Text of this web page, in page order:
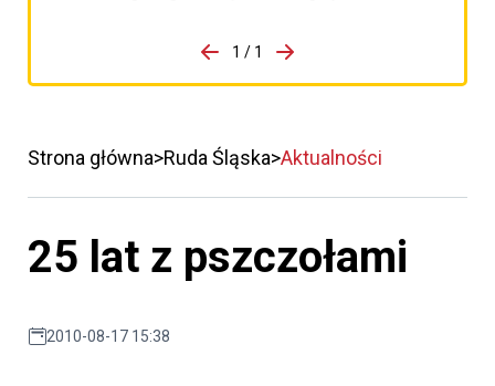
porzpedniego komunikatu
1 / 1
Przejdź do następnego
Strona główna Ruda Śląska Aktualności
25 lat z pszczołami
2010-08-17 15:38